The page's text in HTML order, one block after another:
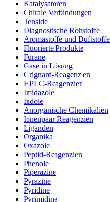
Katalysatoren
Chirale Verbindungen
Tenside
Diagnostische Rohstoffe
Aromastoffe und Duftstoffe
Fluorierte Produkte
Furane
Gase in Lösung
Grignard-Reagenzien
HPLC-Reagenzien
Imidazole
Indole
Anorganische Chemikalien
Ionenpaar-Reagenzien
Liganden
Organika
Oxazole
Peptid-Reagenzien
Phenole
Piperazine
Pyrazine
Pyridine
Pyrimidine